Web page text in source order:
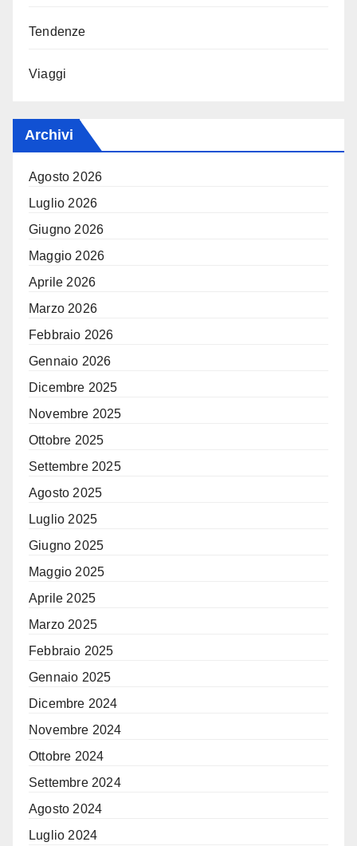
Tendenze
Viaggi
Archivi
Agosto 2026
Luglio 2026
Giugno 2026
Maggio 2026
Aprile 2026
Marzo 2026
Febbraio 2026
Gennaio 2026
Dicembre 2025
Novembre 2025
Ottobre 2025
Settembre 2025
Agosto 2025
Luglio 2025
Giugno 2025
Maggio 2025
Aprile 2025
Marzo 2025
Febbraio 2025
Gennaio 2025
Dicembre 2024
Novembre 2024
Ottobre 2024
Settembre 2024
Agosto 2024
Luglio 2024